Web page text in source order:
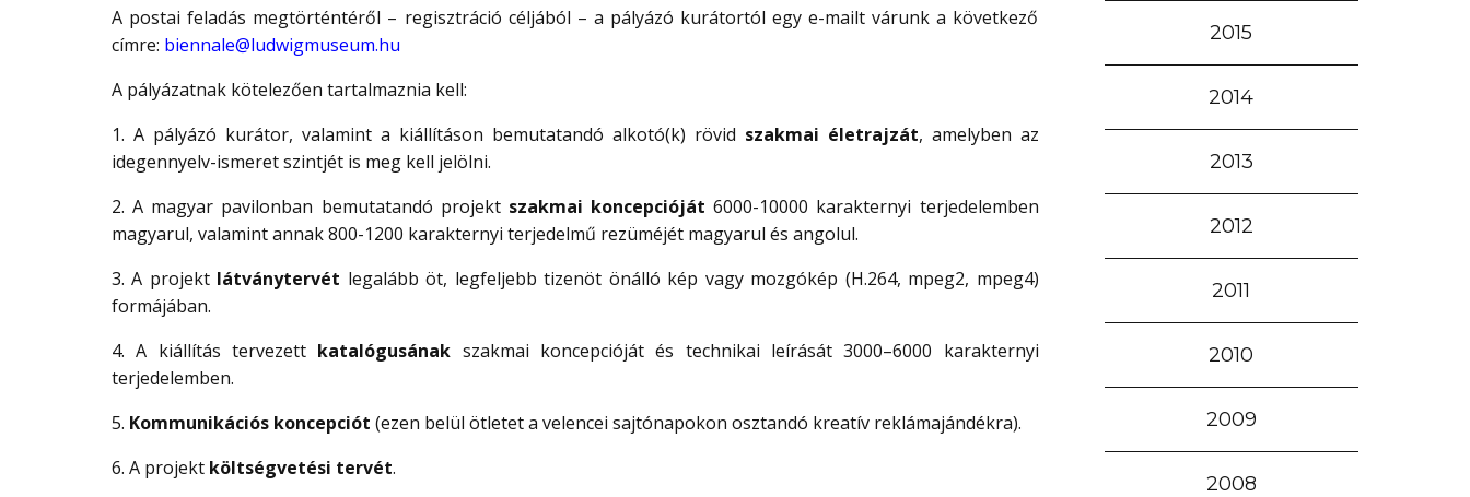
A postai feladás megtörténtéről – regisztráció céljából – a pályázó kurátortól egy e-mailt várunk a következő
címre: biennale@ludwigmuseum.hu
A pályázatnak kötelezően tartalmaznia kell:
1. A pályázó kurátor, valamint a kiállításon bemutatandó alkotó(k) rövid szakmai életrajzát, amelyben az
idegennyelv-ismeret szintjét is meg kell jelölni.
2. A magyar pavilonban bemutatandó projekt szakmai koncepcióját 6000-10000 karakternyi terjedelemben
magyarul, valamint annak 800-1200 karakternyi terjedelmű rezüméjét magyarul és angolul.
3. A projekt látványtervét legalább öt, legfeljebb tizenöt önálló kép vagy mozgókép (H.264, mpeg2, mpeg4)
formájában.
4. A kiállítás tervezett katalógusának szakmai koncepcióját és technikai leírását 3000–6000 karakternyi
terjedelemben.
5. Kommunikációs koncepciót (ezen belül ötletet a velencei sajtónapokon osztandó kreatív reklámajándékra).
6. A projekt költségvetési tervét.
2015
2014
2013
2012
2011
2010
2009
2008